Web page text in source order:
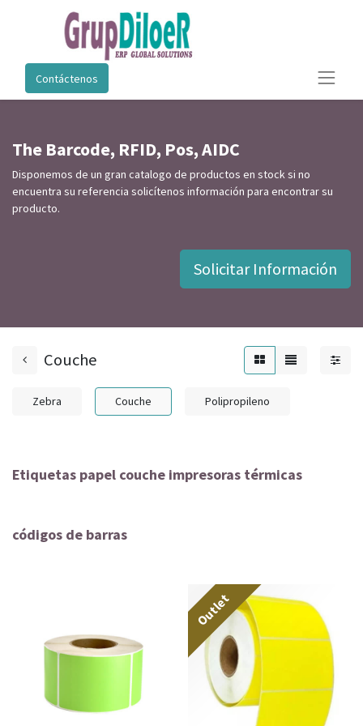
Contáctenos
The Barcode, RFID, Pos, AIDC
Disponemos de un gran catalogo de productos en stock si no
encuentra su referencia solicítenos información para encontrar su
producto.
Solicitar Información
Couche
Zebra Couche Polipropileno
Etiquetas papel couche impresoras térmicas
códigos de barras
Outlet